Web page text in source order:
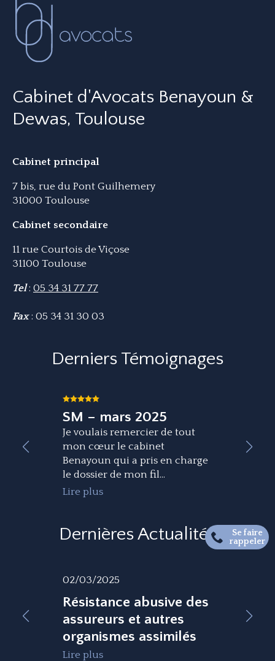
Se faire
rappeler
Cabinet d'Avocats Benayoun &
Dewas, Toulouse
Cabinet principal
7 bis, rue du Pont Guilhemery
31000 Toulouse
Cabinet secondaire
11 rue Courtois de Viçose
31100 Toulouse
Tel: 05 34 31 77 77
Fax: 05 34 31 30 03
Derniers Témoignages
SM – mars 2025
Je voulais remercier de tout
mon cœur le cabinet
Benayoun qui a pris en charge
le dossier de mon fil...
Lire plus
Dernières Actualités
02/03/2025
Résistance abusive des
assureurs et autres
organismes assimilés
Lire plus